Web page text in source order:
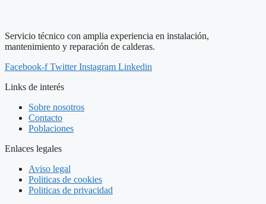
Servicio técnico con amplia experiencia en instalación,
mantenimiento y reparación de calderas.
Facebook-f Twitter Instagram Linkedin
Links de interés
Sobre nosotros
Contacto
Poblaciones
Enlaces legales
Aviso legal
Politicas de cookies
Politicas de privacidad